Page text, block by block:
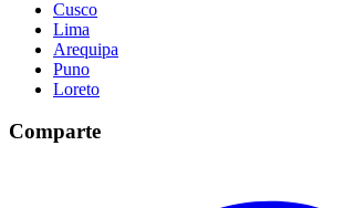
Cusco
Lima
Arequipa
Puno
Loreto
Comparte